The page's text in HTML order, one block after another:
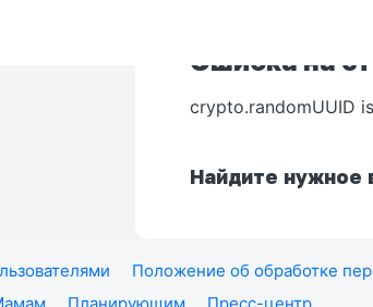
Ошибка на
crypto.randomUUID
Найдите нужное
Положение об обработке